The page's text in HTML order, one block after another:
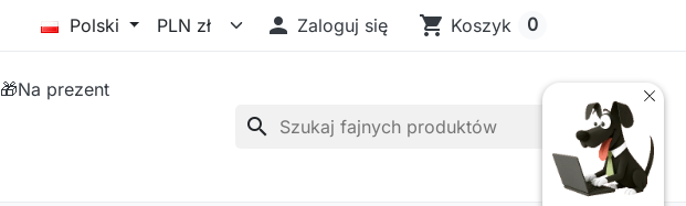
Polski  Zaloguj się shopping_cart Koszyk 0
🎁Na prezent
search